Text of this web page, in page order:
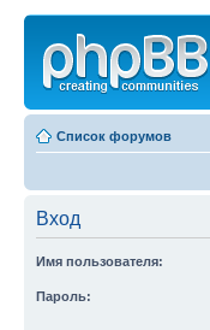
Список форумов
Вход
Имя пользователя:
Пароль: